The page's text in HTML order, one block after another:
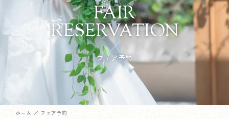
FAIR
RESERVATION
フェア予約
ホーム フェア予約